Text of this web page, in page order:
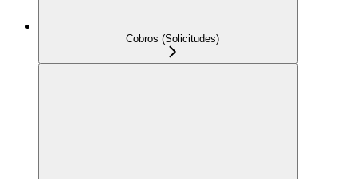
Cobros (Solicitudes)